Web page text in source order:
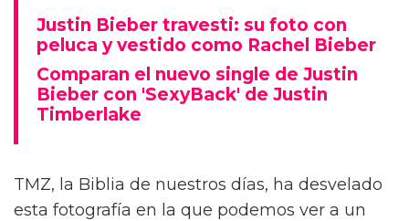
Justin Bieber travesti: su foto con
peluca y vestido como Rachel Bieber
Comparan el nuevo single de Justin
Bieber con 'SexyBack' de Justin
Timberlake
TMZ, la Biblia de nuestros días, ha desvelado
esta fotografía en la que podemos ver a un